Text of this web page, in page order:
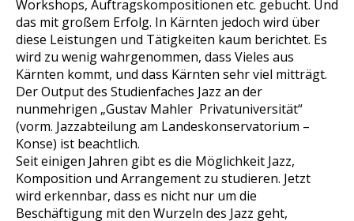
Workshops, Auftragskompositionen etc. gebucht. Und
das mit großem Erfolg. In Kärnten jedoch wird über
diese Leistungen und Tätigkeiten kaum berichtet. Es
wird zu wenig wahrgenommen, dass Vieles aus
Kärnten kommt, und dass Kärnten sehr viel mitträgt.
Der Output des Studienfaches Jazz an der
nunmehrigen „Gustav Mahler Privatuniversität“
(vorm. Jazzabteilung am Landeskonservatorium –
Konse) ist beachtlich.
Seit einigen Jahren gibt es die Möglichkeit Jazz,
Komposition und Arrangement zu studieren. Jetzt
wird erkennbar, dass es nicht nur um die
Beschäftigung mit den Wurzeln des Jazz geht,